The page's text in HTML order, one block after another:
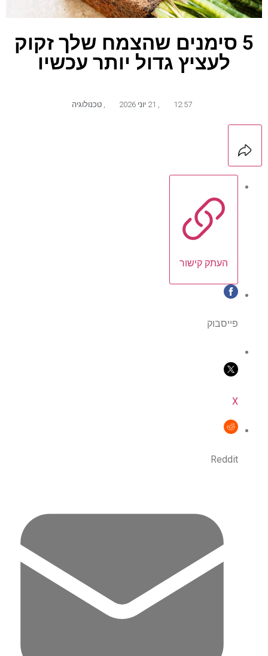
5 סימנים שהצמח שלך זקוק
לעציץ גדול יותר עכשיו
12:57 טכנולוגיה
העתק קישור
פייסבוק
X
Reddit